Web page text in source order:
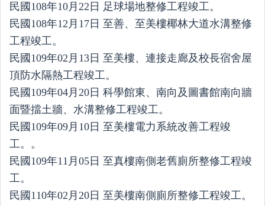
民國108年10月22日 足球場地整修工程竣工。
民國108年12月17日 至善、至美樓椰林大道水溝整修
工程竣工。
民國109年02月13日 至美樓、連接走廊及校長宿舍屋
頂防水隔熱工程竣工。
民國109年04月20日 科學館東、南向及圖書館南向牆
面暨擋土牆、水溝整修工程竣工。
民國109年09月10日 至美樓電力系統改善工程竣
工。。
民國109年11月05日 至真樓南側老舊廁所整修工程竣
工。
民國110年02月20日 至美樓南側廁所整修工程竣工。